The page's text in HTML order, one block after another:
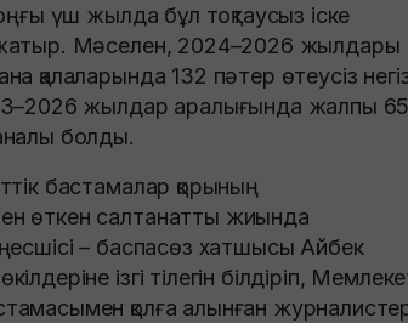
үш жылда бұл тоқтаусыз іске
Мәселен, 2024–2026 жылдары
қалаларында 132 пәтер өтеусіз
жылдар аралығында жалпы
болды.
бастамалар қорының
өткен салтанатты жиында
– баспасөз хатшысы Айбек
ізгі тілегін білдіріп,
қолға алынған